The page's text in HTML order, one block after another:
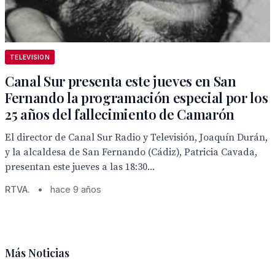
TELEVISION
Canal Sur presenta este jueves en San
Fernando la programación especial por los
25 años del fallecimiento de Camarón
El director de Canal Sur Radio y Televisión, Joaquín Durán,
y la alcaldesa de San Fernando (Cádiz), Patricia Cavada,
presentan este jueves a las 18:30...
RTVA. • hace 9 años
Más Noticias